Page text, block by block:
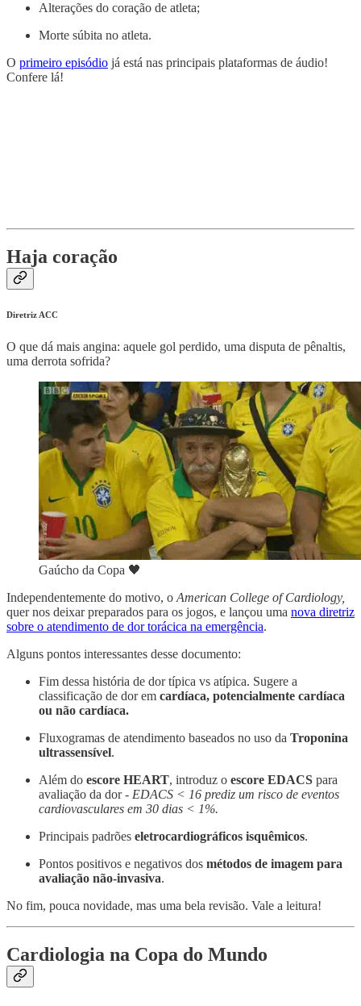
Alterações do coração de atleta;
Morte súbita no atleta.
O primeiro episódio já está nas principais plataformas de áudio!
Confere lá!
Haja coração
Diretriz ACC
O que dá mais angina: aquele gol perdido, uma disputa de pênaltis,
uma derrota sofrida?
Gaúcho da Copa 🖤
Independentemente do motivo, o American College of Cardiology,
quer nos deixar preparados para os jogos, e lançou uma nova diretriz
sobre o atendimento de dor torácica na emergência.
Alguns pontos interessantes desse documento:
Fim dessa história de dor típica vs atípica. Sugere a
classificação de dor em cardíaca, potencialmente cardíaca
ou não cardíaca.
Fluxogramas de atendimento baseados no uso da Troponina
ultrassensível.
Além do escore HEART, introduz o escore EDACS para
avaliação da dor - EDACS < 16 prediz um risco de eventos
cardiovasculares em 30 dias < 1%.
Principais padrões eletrocardiográficos isquêmicos.
Pontos positivos e negativos dos métodos de imagem para
avaliação não-invasiva.
No fim, pouca novidade, mas uma bela revisão. Vale a leitura!
Cardiologia na Copa do Mundo